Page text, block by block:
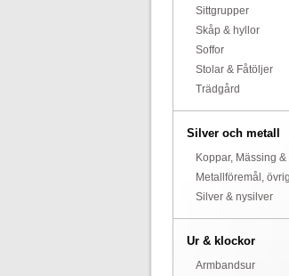
Sittgrupper
Skåp & hyllor
Soffor
Stolar & Fåtöljer
Trädgård
Silver och metall
Koppar, Mässing &
Metallföremål,
Silver & nysilver
Ur & klockor
Armbandsur